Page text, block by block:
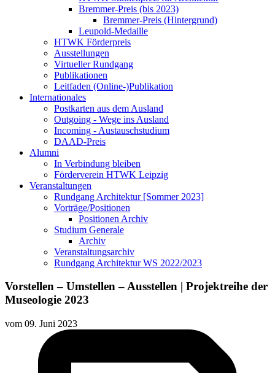
Bremmer-Preis (bis 2023)
Bremmer-Preis (Hintergrund)
Leupold-Medaille
HTWK Förderpreis
Ausstellungen
Virtueller Rundgang
Publikationen
Leitfaden (Online-)Publikation
Internationales
Postkarten aus dem Ausland
Outgoing - Wege ins Ausland
Incoming - Austauschstudium
DAAD-Preis
Alumni
In Verbindung bleiben
Förderverein HTWK Leipzig
Veranstaltungen
Rundgang Architektur [Sommer 2023]
Vorträge/Positionen
Positionen Archiv
Studium Generale
Archiv
Veranstaltungsarchiv
Rundgang Architektur WS 2022/2023
Vorstellen – Umstellen – Ausstellen | Projektreihe der
Museologie 2023
vom 09. Juni 2023